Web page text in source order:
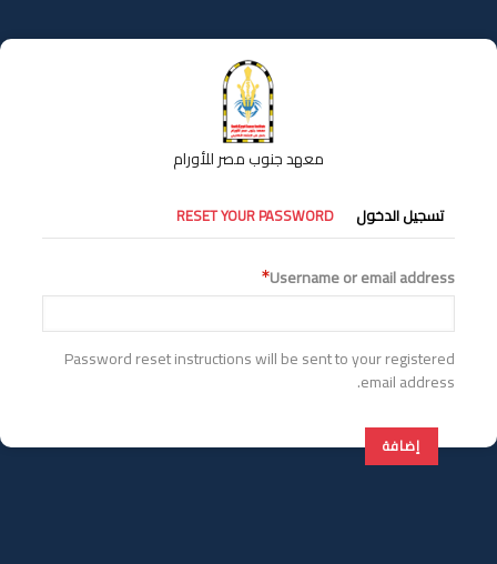
إلى
المحتوى
معهد جنوب مصر للأورام
التبويبات
الأساسية
تسجيل الدخول RESET YOUR PASSWORD
Username or email address
Password reset instructions will be sent to your registered
email address.